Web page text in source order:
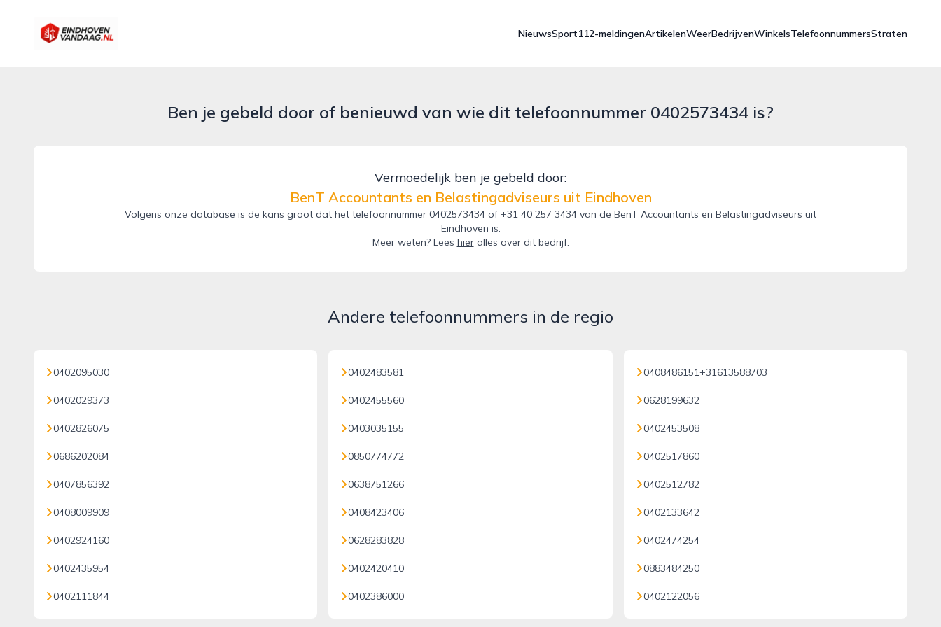
eindhovenvandaag.nl
NieuwsSport112-meldingenArtikelenWeerBedrijvenWinkelsTelefoonnummersStraten
Ben je gebeld door of benieuwd van wie dit telefoonnummer 0402573434 is?
Vermoedelijk ben je gebeld door:
BenT Accountants en Belastingadviseurs uit Eindhoven
Volgens onze database is de kans groot dat het telefoonnummer 0402573434 of +31 40 257 3434 van de BenT Accountants en Belastingadviseurs uit
Eindhoven is.
Meer weten? Lees hieralles over dit bedrijf.
Andere telefoonnummers in de regio
0402095030
0402029373
0402826075
0686202084
0407856392
0408009909
0402924160
0402435954
0402111844
0402483581
0402455560
0403035155
0850774772
0638751266
0408423406
0628283828
0402420410
0402386000
0408486151+31613588703
0628199632
0402453508
0402517860
0402512782
0402133642
0402474254
0883484250
0402122056